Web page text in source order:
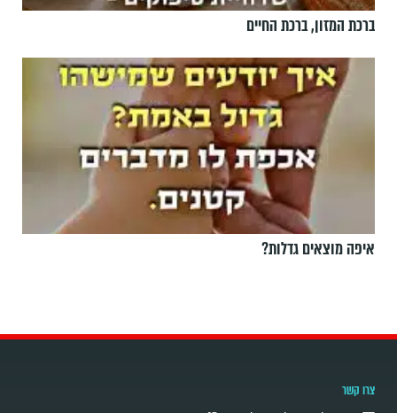
ברכת המזון, ברכת החיים
איפה מוצאים גדלות?
צרו קשר